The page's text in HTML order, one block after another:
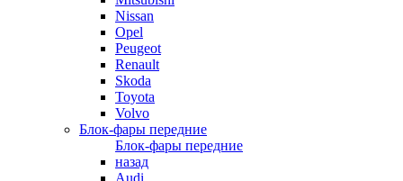
Nissan
Opel
Peugeot
Renault
Skoda
Toyota
Volvo
Блок-фары передние
Блок-фары передние
назад
Audi